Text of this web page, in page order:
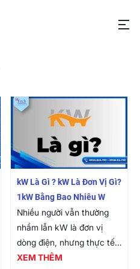
kW Là Gì ? kW Là Đơn Vị Gì?
1kW Bằng Bao Nhiêu W
Nhiều người vẫn thường
nhầm lẫn kW là đơn vị
dòng điện, nhưng thực tế
đây là đơn vị đo công suất
XEM THÊM